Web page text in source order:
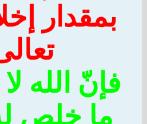
تعالى،
الله لا
خلص له